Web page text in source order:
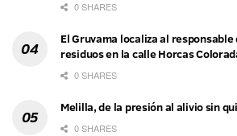
0 SHARES
El Gruvama localiza al
residuos en la calle Horcas
0 SHARES
Melilla, de la presión al alivio sin
0 SHARES